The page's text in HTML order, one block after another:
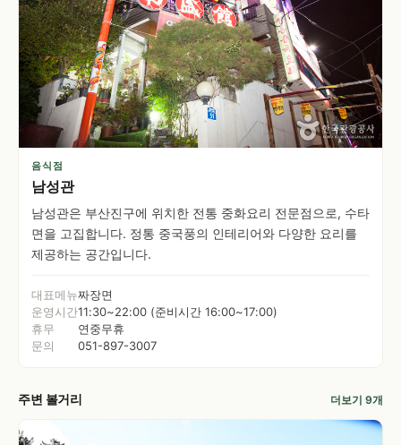
음식점
남성관
남성관은 부산진구에 위치한 전통 중화요리 전문점으로, 수타
면을 고집합니다. 정통 중국풍의 인테리어와 다양한 요리를
제공하는 공간입니다.
대표메뉴짜장면
운영시간11:30~22:00 (준비시간 16:00~17:00)
휴무
연중무휴
문의
051-897-3007
주변 볼거리 더보기 9개